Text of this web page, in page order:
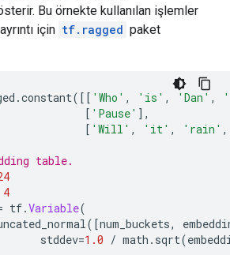
Bu örnekte kullanılan işlemler
için tf.ragged paket
.constant([[ 'Who' , 'is' , 'Dan' ,
[ 'Pause' ],
[ 'Will' , 'it' , 'rain' ,
table.
4
tf.Variable(
([num_buckets,
=1.0 / math . sqrt(